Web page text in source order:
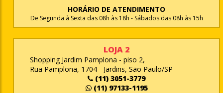
HORÁRIO DE ATENDIMENTO
De Segunda à Sexta das 08h às 18h - Sábados das 08h às 15h
LOJA 2
Shopping Jardim Pamplona - piso 2,
Rua Pamplona, 1704 - Jardins, São Paulo/SP
(11) 3051-3779
(11) 97133-1195